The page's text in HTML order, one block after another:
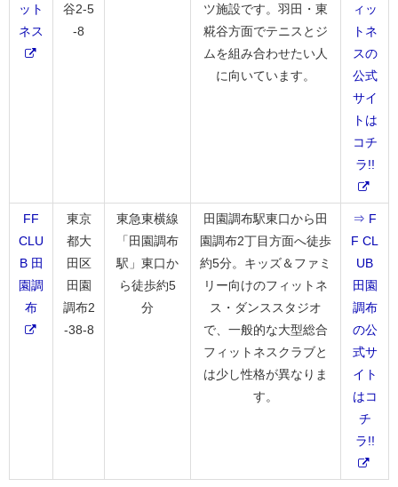
ット
ネス
谷2-5
-8
ツ施設です。羽田・東
糀谷方面でテニスとジ
ムを組み合わせたい人
に向いています。
ィッ
トネ
スの
公式
サイ
トは
コチ
ラ!!
FF
CLU
B 田
園調
布
東京
都大
田区
田園
調布2
-38-8
東急東横線
「田園調布
駅」東口か
ら徒歩約5
分
田園調布駅東口から田
園調布2丁目方面へ徒歩
約5分。キッズ＆ファミ
リー向けのフィットネ
ス・ダンススタジオ
で、一般的な大型総合
フィットネスクラブと
は少し性格が異なりま
す。
⇒ F
F CL
UB
田園
調布
の公
式サ
イト
はコ
チ
ラ!!